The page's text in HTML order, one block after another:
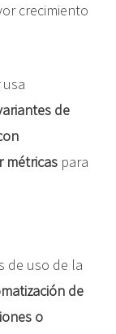
crecimiento
usa
de
métricaspara
de uso de la
de
o